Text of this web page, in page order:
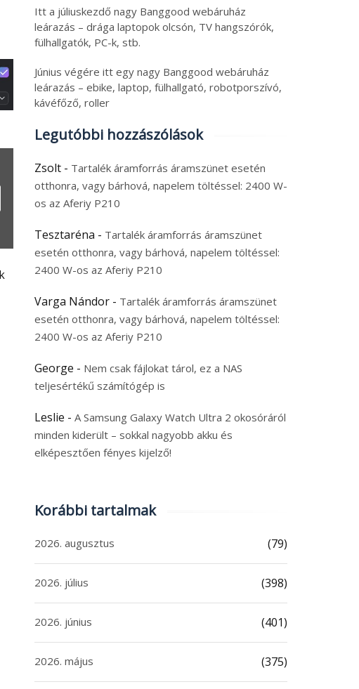
Itt a júliuskezdő nagy Banggood webáruház
leárazás – drága laptopok olcsón, TV hangszórók,
fülhallgatók, PC-k, stb.
Június végére itt egy nagy Banggood webáruház
leárazás – ebike, laptop, fülhallgató, robotporszívó,
kávéfőző, roller
Legutóbbi hozzászólások
Zsolt - Tartalék áramforrás áramszünet esetén
otthonra, vagy bárhová, napelem töltéssel: 2400 W-
os az Aferiy P210
Tesztaréna - Tartalék áramforrás áramszünet
esetén otthonra, vagy bárhová, napelem töltéssel:
2400 W-os az Aferiy P210
Varga Nándor - Tartalék áramforrás áramszünet
esetén otthonra, vagy bárhová, napelem töltéssel:
2400 W-os az Aferiy P210
George - Nem csak fájlokat tárol, ez a NAS
teljesértékű számítógép is
Leslie - A Samsung Galaxy Watch Ultra 2 okosóráról
minden kiderült – sokkal nagyobb akku és
elképesztően fényes kijelző!
Korábbi tartalmak
2026. augusztus (79)
2026. július (398)
2026. június (401)
2026. május (375)